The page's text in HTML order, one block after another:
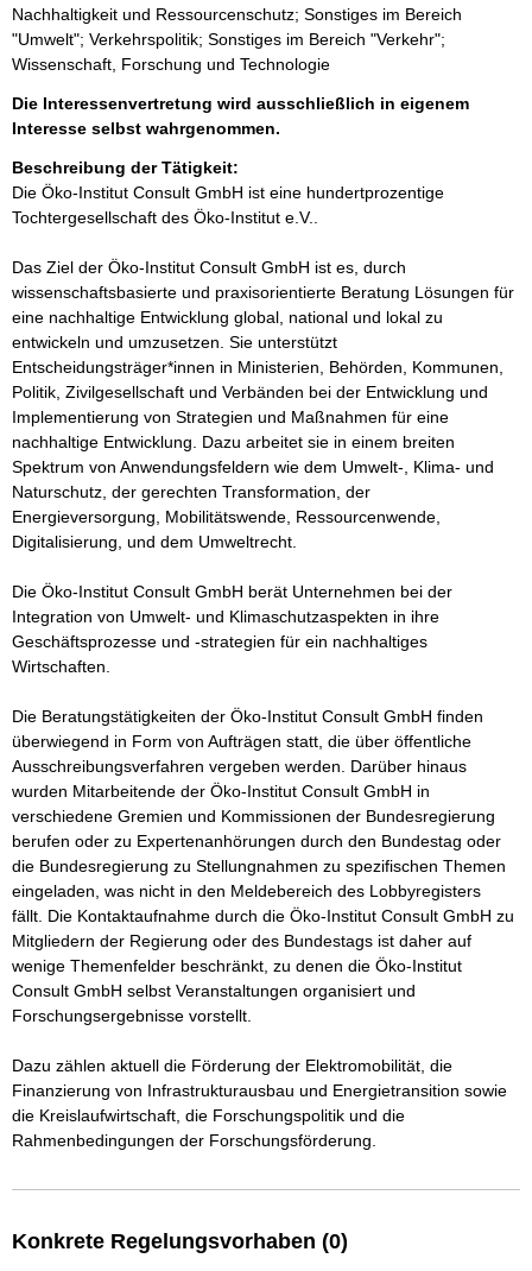
Nachhaltigkeit und Ressourcenschutz; Sonstiges im Bereich
"Umwelt"; Verkehrspolitik; Sonstiges im Bereich "Verkehr";
Wissenschaft, Forschung und Technologie
Die Interessenvertretung wird ausschließlich in eigenem
Interesse selbst wahrgenommen.
Beschreibung der Tätigkeit:
Die Öko-Institut Consult GmbH ist eine hundertprozentige
Tochtergesellschaft des Öko-Institut e.V..
Das Ziel der Öko-Institut Consult GmbH ist es, durch
wissenschaftsbasierte und praxisorientierte Beratung Lösungen für
eine nachhaltige Entwicklung global, national und lokal zu
entwickeln und umzusetzen. Sie unterstützt
Entscheidungsträger*innen in Ministerien, Behörden, Kommunen,
Politik, Zivilgesellschaft und Verbänden bei der Entwicklung und
Implementierung von Strategien und Maßnahmen für eine
nachhaltige Entwicklung. Dazu arbeitet sie in einem breiten
Spektrum von Anwendungsfeldern wie dem Umwelt-, Klima- und
Naturschutz, der gerechten Transformation, der
Energieversorgung, Mobilitätswende, Ressourcenwende,
Digitalisierung, und dem Umweltrecht.
Die Öko-Institut Consult GmbH berät Unternehmen bei der
Integration von Umwelt- und Klimaschutzaspekten in ihre
Geschäftsprozesse und -strategien für ein nachhaltiges
Wirtschaften.
Die Beratungstätigkeiten der Öko-Institut Consult GmbH finden
überwiegend in Form von Aufträgen statt, die über öffentliche
Ausschreibungsverfahren vergeben werden. Darüber hinaus
wurden Mitarbeitende der Öko-Institut Consult GmbH in
verschiedene Gremien und Kommissionen der Bundesregierung
berufen oder zu Expertenanhörungen durch den Bundestag oder
die Bundesregierung zu Stellungnahmen zu spezifischen Themen
eingeladen, was nicht in den Meldebereich des Lobbyregisters
fällt. Die Kontaktaufnahme durch die Öko-Institut Consult GmbH zu
Mitgliedern der Regierung oder des Bundestags ist daher auf
wenige Themenfelder beschränkt, zu denen die Öko-Institut
Consult GmbH selbst Veranstaltungen organisiert und
Forschungsergebnisse vorstellt.
Dazu zählen aktuell die Förderung der Elektromobilität, die
Finanzierung von Infrastrukturausbau und Energietransition sowie
die Kreislaufwirtschaft, die Forschungspolitik und die
Rahmenbedingungen der Forschungsförderung.
Konkrete Regelungsvorhaben (0)